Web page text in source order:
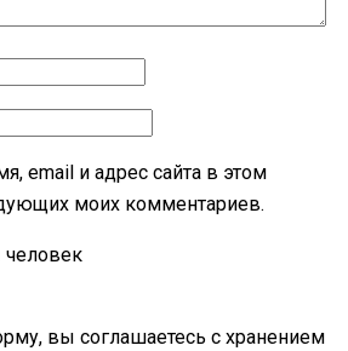
email и адрес сайта в этом
моих комментариев.
человек
вы соглашаетесь с хранением